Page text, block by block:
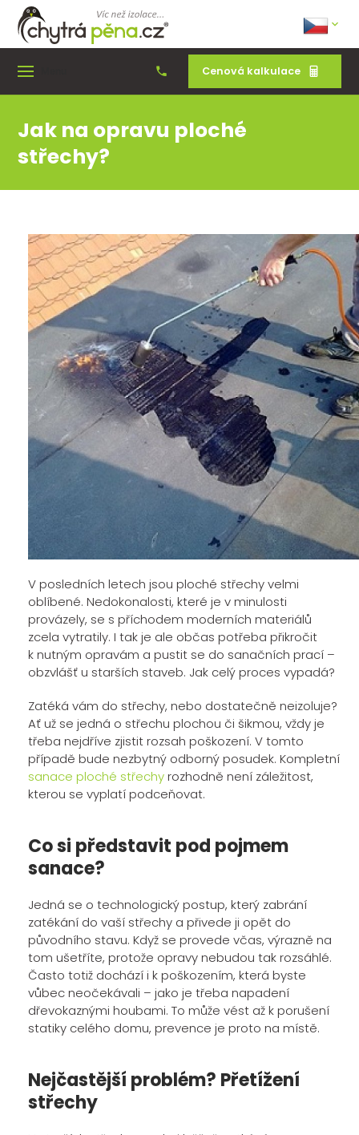
Cenová kalkulace
Jak na opravu ploché
střechy?
V posledních letech jsou ploché střechy velmi
oblíbené. Nedokonalosti, které je v minulosti
provázely, se s příchodem moderních materiálů
zcela vytratily. I tak je ale občas potřeba přikročit
k nutným opravám a pustit se do sanačních prací –
obzvlášť u starších staveb. Jak celý proces vypadá?
Zatéká vám do střechy, nebo dostatečně neizoluje?
Ať už se jedná o střechu plochou či šikmou, vždy je
třeba nejdříve zjistit rozsah poškození. V tomto
případě bude nezbytný odborný posudek. Kompletní
sanace ploché střechyrozhodně není záležitost,
kterou se vyplatí podceňovat.
Co si představit pod pojmem
sanace?
Jedná se o technologický postup, který zabrání
zatékání do vaší střechy a přivede ji opět do
původního stavu. Když se provede včas, výrazně na
tom ušetříte, protože opravy nebudou tak rozsáhlé.
Často totiž dochází i k poškozením, která byste
vůbec neočekávali – jako je třeba napadení
dřevokaznými houbami. To může vést až k porušení
statiky celého domu, prevence je proto na místě.
Nejčastější problém? Přetížení
střechy